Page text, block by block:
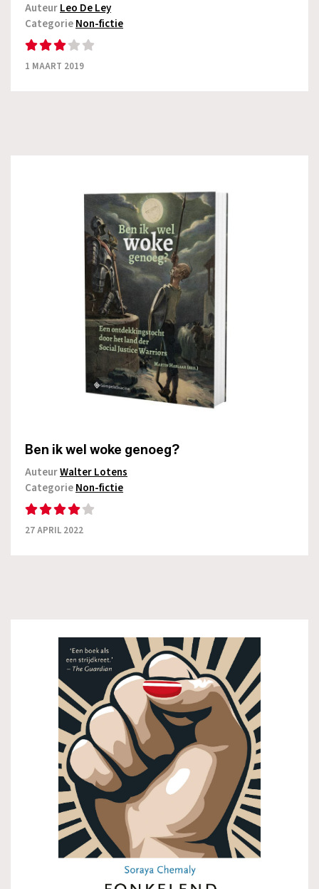
AuteurLeo De Ley
CategorieNon-fictie
1 MAART 2019
Ben ik wel woke genoeg?
AuteurWalter Lotens
CategorieNon-fictie
27 APRIL 2022